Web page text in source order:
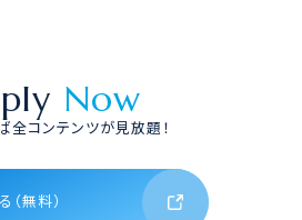
Now
全コンテンツが見放題！
無料）